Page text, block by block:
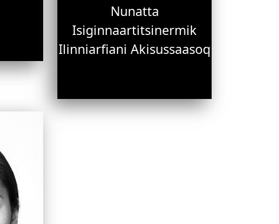
Nunatta
Isiginnaartitsinermik
Ilinniarfiani Akisussaasoq